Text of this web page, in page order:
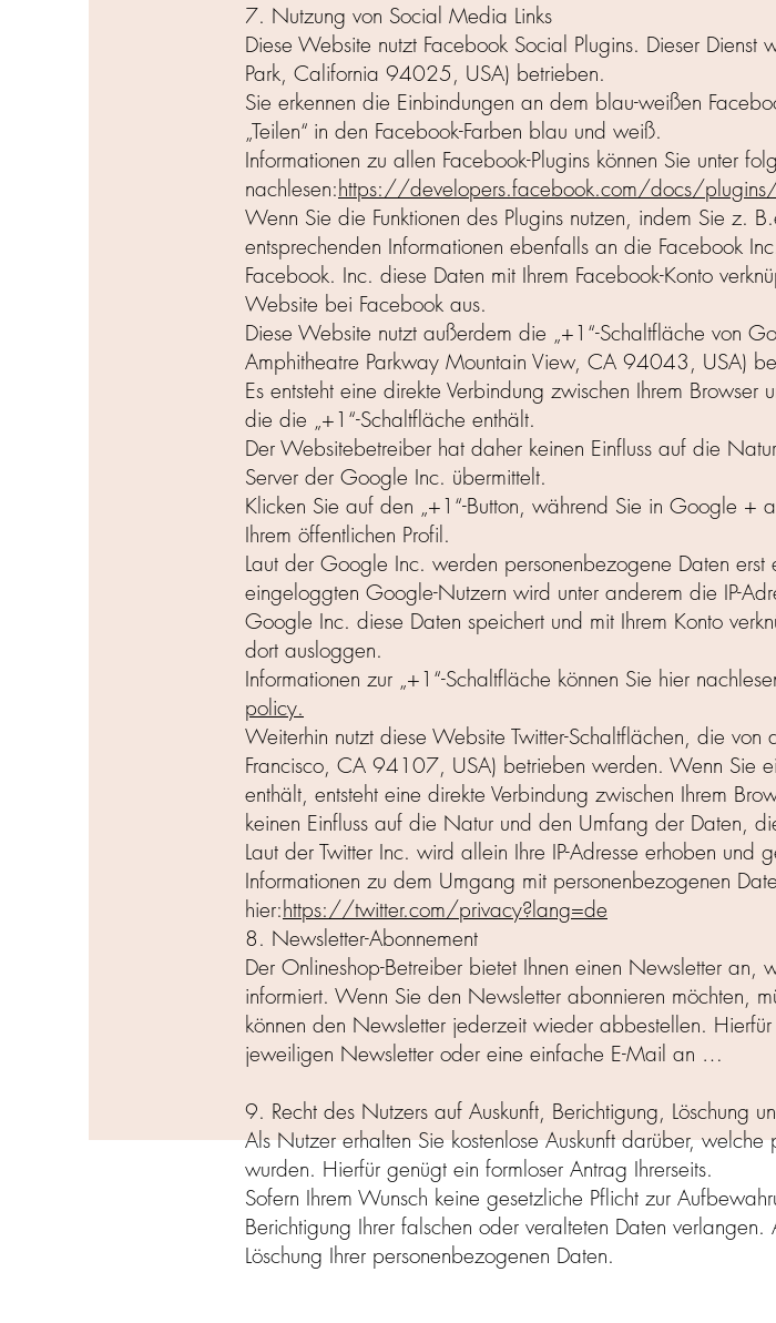
7. Nutzung von Social Media Links
Diese Website nutzt Facebook Social Plugins. Dieser
Park, California 94025, USA) betrieben.
Sie erkennen die Einbindungen an dem blau-weißen
„Teilen“ in den Facebook-Farben blau und weiß.
Informationen zu allen Facebook-Plugins können Sie unter
nachlesen:https://developers.facebook.com/docs/
Wenn Sie die Funktionen des Plugins nutzen, indem Sie z.
entsprechenden Informationen ebenfalls an die Facebook
Facebook. Inc. diese Daten mit Ihrem Facebook-Konto
Website bei Facebook aus.
Diese Website nutzt außerdem die „+1“-Schaltfläche von
Amphitheatre Parkway Mountain View, CA 94043, USA)
Es entsteht eine direkte Verbindung zwischen Ihrem
die die „+1“-Schaltfläche enthält.
Der Websitebetreiber hat daher keinen Einfluss auf die
Server der Google Inc. übermittelt.
Klicken Sie auf den „+1“-Button, während Sie in Google +
Ihrem öffentlichen Profil.
Laut der Google Inc. werden personenbezogene Daten
eingeloggten Google-Nutzern wird unter anderem die IP-
Google Inc. diese Daten speichert und mit Ihrem Konto
dort ausloggen.
Informationen zur „+1“-Schaltfläche können Sie hier
policy.
Weiterhin nutzt diese Website Twitter-Schaltflächen, die
Francisco, CA 94107, USA) betrieben werden. Wenn Sie
enthält, entsteht eine direkte Verbindung zwischen Ihrem
keinen Einfluss auf die Natur und den Umfang der Daten,
Laut der Twitter Inc. wird allein Ihre IP-Adresse erhoben und
Informationen zu dem Umgang mit personenbezogenen
hier:https://twitter.com/privacy?lang=de
8. Newsletter-Abonnement
Der Onlineshop-Betreiber bietet Ihnen einen Newsletter an,
informiert. Wenn Sie den Newsletter abonnieren möchten,
können den Newsletter jederzeit wieder abbestellen.
jeweiligen Newsletter oder eine einfache E-Mail an …
9. Recht des Nutzers auf Auskunft, Berichtigung, Löschung
Als Nutzer erhalten Sie kostenlose Auskunft darüber,
wurden. Hierfür genügt ein formloser Antrag Ihrerseits.
Sofern Ihrem Wunsch keine gesetzliche Pflicht zur
Berichtigung Ihrer falschen oder veralteten Daten
Löschung Ihrer personenbezogenen Daten.